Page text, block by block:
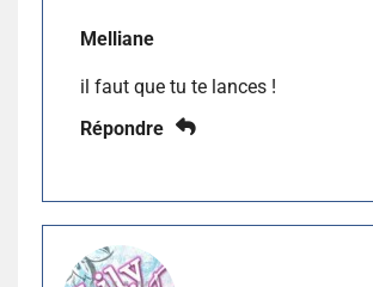
Melliane
il faut que tu te lances !
Répondre